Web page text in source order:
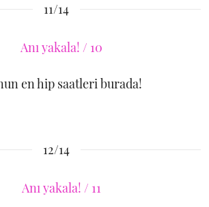
11/14
en hip saatleri burada!
12/14